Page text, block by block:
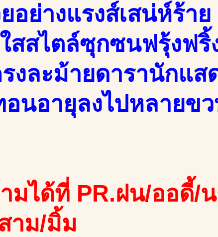
ย่างแรงส์เสน่ห์ร้าย
สสไตล์ซุกซนฟรุ้งฟริ้
งละม้ายดารานักแส
นอายุลงไปหลายข
มได้ที่ PR.ฝน/ออดี้/
าม/มิ้ม